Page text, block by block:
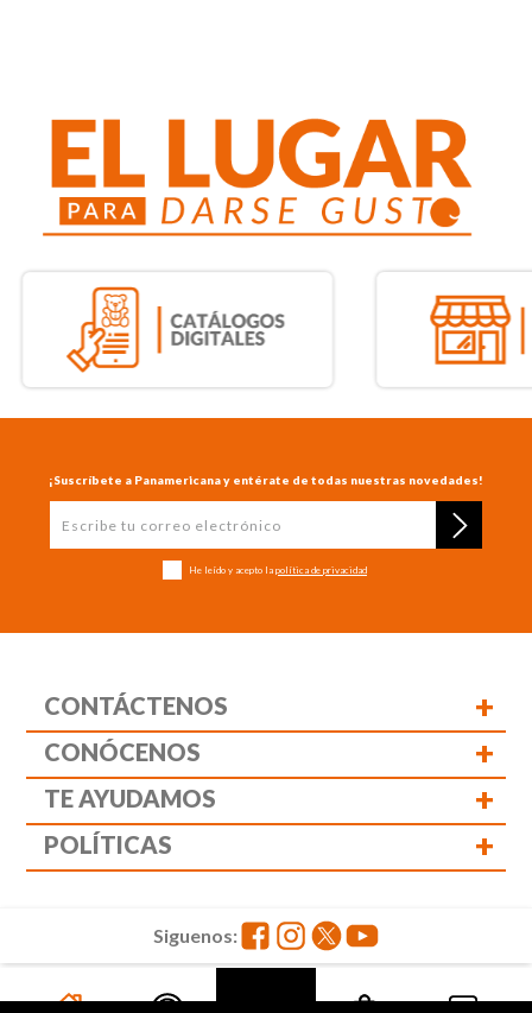
¡Suscríbete a Panamericana y entérate de todas nuestras novedades!
He leído y acepto la política de privacidad
CONTÁCTENOS +
CONÓCENOS +
TE AYUDAMOS +
POLÍTICAS +
Siguenos: